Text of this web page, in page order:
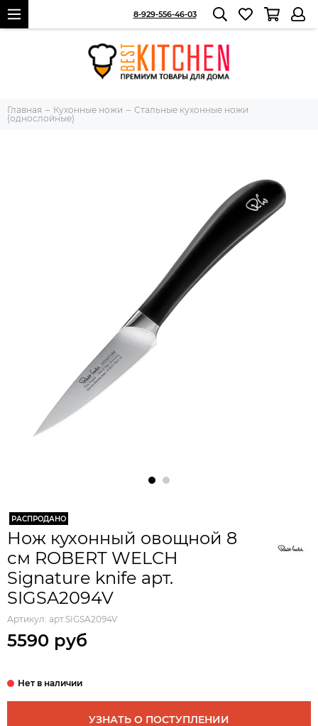
8-929-556-46-03
Главная Кухонные ножи
Стальные кухонные ножи
(однослойные)
РАСПРОДАНО
Нож кухонный овощной 8
см ROBERT WELCH
Signature knife арт.
SIGSA2094V
Артикул: арт.SIGSA2094V
5590 руб
УЗНАТЬ О ПОСТУПЛЕНИИ